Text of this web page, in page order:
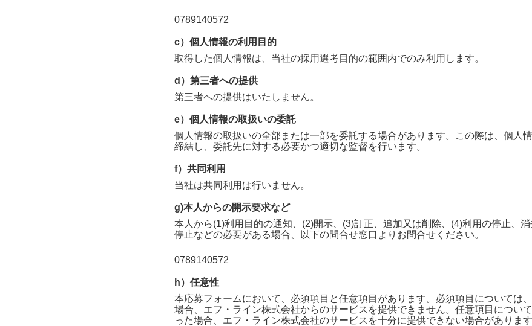
0789140572
c）個人情報の利用目的
取得した個人情報は、当社の採用選考目的の範囲内でのみ利用します。
d）第三者への提供
第三者への提供はいたしません。
e）個人情報の取扱いの委託
個人情報の取扱いの全部または一部を委託する場合があります。この際は、個人
締結し、委託先に対する必要かつ適切な監督を行います。
f）共同利用
当社は共同利用は行いません。
g)本人からの開示要求など
本人から(1)利用目的の通知、(2)開示、(3)訂正、追加又は削除、(4)利用の停止、
停止などの必要がある場合、以下の問合せ窓口よりお問合せください。
0789140572
h）任意性
本応募フォームにおいて、必須項目と任意項目があります。必須項目については
場合、 エフ・ライン株式会社からのサービスを提供できません。任意項目につい
った場合、 エフ・ライン株式会社のサービスを十分に提供できない場合があります